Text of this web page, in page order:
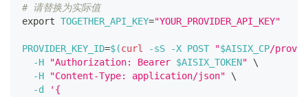
# 请替换为实际值
export TOGETHER_API_KEY="YOUR_PROVIDER_API_KEY"
PROVIDER_KEY_ID=$(curl -sS -X POST "$AISIX_CP/
-H
"Authorization: Bearer $AISIX_TOKEN"
\
-H
"Content-Type: application/json"
\
-d
'{